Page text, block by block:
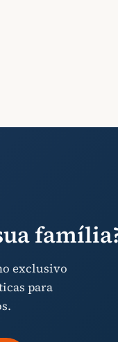
exclusivo
para